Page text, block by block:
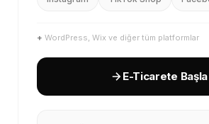
+ WordPress, Wix ve diğer tüm platformlar
E-Ticarete Başla